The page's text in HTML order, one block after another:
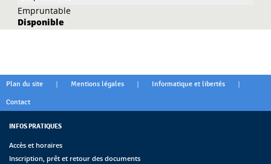
Empruntable
Disponible
Plan du site | Mentions légales | Informatique et libertés |
Contact
INFOS PRATIQUES
Accès et horaires
Inscription, prêt et retour des documents